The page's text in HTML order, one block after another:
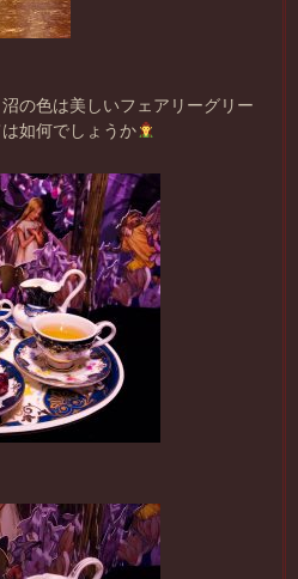
の色は美しいフェアリーグリー
如何でしょうか